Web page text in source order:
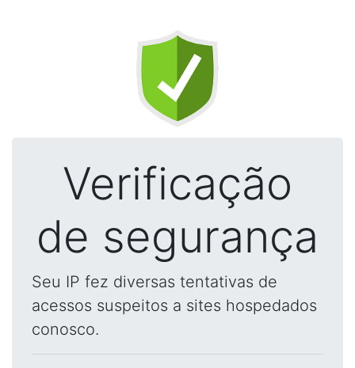
Verificação
de segurança
Seu IP fez diversas tentativas de
acessos suspeitos a sites hospedados
conosco.